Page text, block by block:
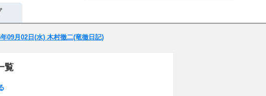
09月02日(水) 木村徹二(竜徹日記)
覧